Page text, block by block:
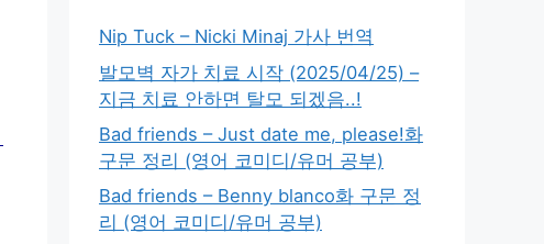
Nip Tuck – Nicki Minaj 가사 번역
발모벽 자가 치료 시작 (2025/04/25) –
지금 치료 안하면 탈모 되겠음..!
Bad friends – Just date me, please!화
구문 정리 (영어 코미디/유머 공부)
Bad friends – Benny blanco화 구문 정
리 (영어 코미디/유머 공부)